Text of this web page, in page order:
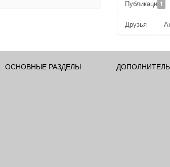
Публикации1
Друзья
ОСНОВНЫЕ РАЗДЕЛЫ